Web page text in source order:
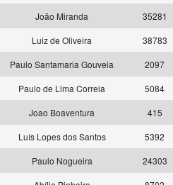
João Miranda 35281
Luiz de Oliveira 38783
Paulo Santamaria Gouveia 2097
Paulo de Lima Correia 5084
Joao Boaventura 415
Luís Lopes dos Santos 5392
Paulo Nogueira 24303